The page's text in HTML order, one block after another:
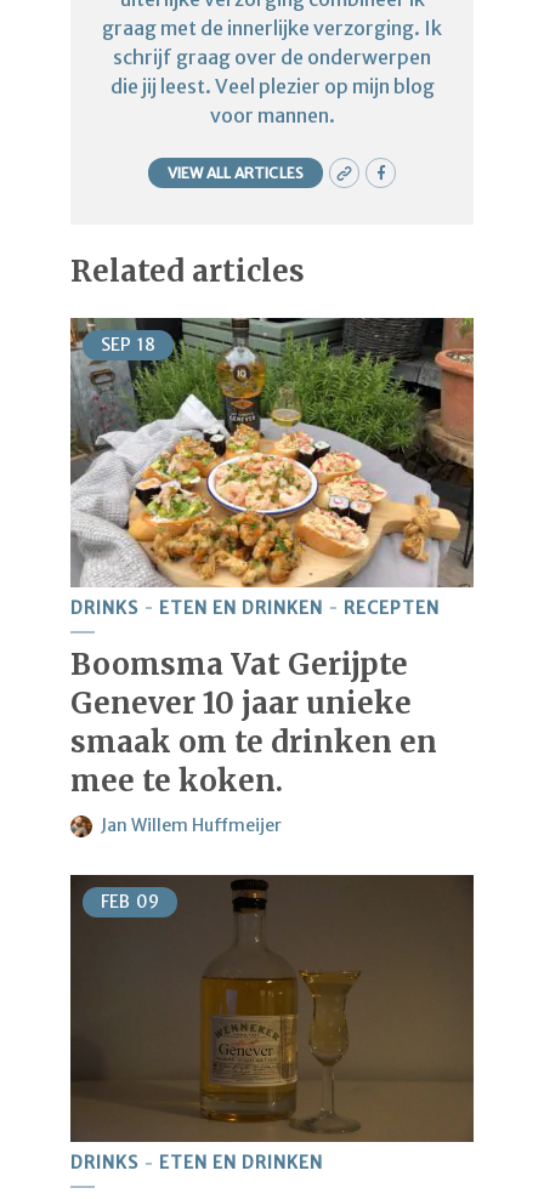
graag met de innerlijke verzorging. Ik
schrijf graag over de onderwerpen
die jij leest. Veel plezier op mijn blog
voor mannen.
VIEW ALL ARTICLES
Related articles
SEP 18
DRINKS ETEN EN DRINKEN RECEPTEN
Boomsma Vat Gerijpte
Genever 10 jaar unieke
smaak om te drinken en
mee te koken.
Jan Willem Huffmeijer
FEB 09
DRINKS ETEN EN DRINKEN